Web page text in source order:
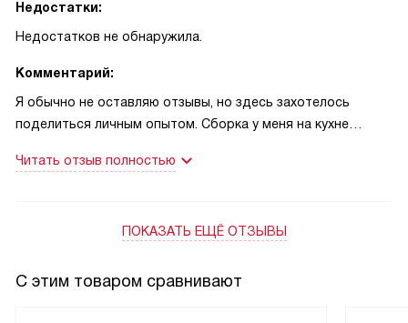
Недостатки:
Недостатков не обнаружила.
Комментарий:
Я обычно не оставляю отзывы, но здесь захотелось
поделиться личным опытом. Сборка у меня на кухне
не выделяются громоздкостью. Главное — готовить стало
занимаюсь делами. Однажды принимала гостей на ужин, и
готовы — это освободило время на разговоры и
Читать отзыв полностью
ПОКАЗАТЬ ЕЩЁ ОТЗЫВЫ
С этим товаром сравнивают